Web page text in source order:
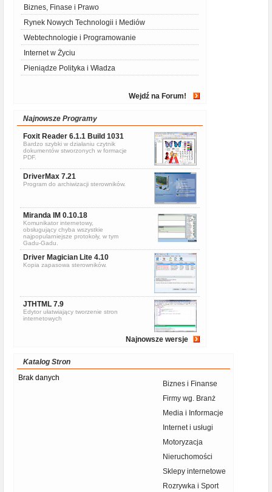
Biznes, Finase i Prawo
Rynek Nowych Technologii i Mediów
Webtechnologie i Programowanie
Internet w Życiu
Pieniądze Polityka i Władza
Wejdź na Forum!
Najnowsze Programy
Foxit Reader 6.1.1 Build 1031
Bardzo szybki w działaniu czytnik
dokumentów stworzonych w formacje
PDF.
DriverMax 7.21
Program do archiwizacji sterowników.
Miranda IM 0.10.18
Komunikator internetowy,
obsługujący chyba wszystkie
najpopularniejsze protokoły, w tym
Gadu-Gadu.
Driver Magician Lite 4.10
Kopia zapasowa sterowników.
JTHTML 7.9
Edytor ułatwiający tworzenie stron
internetowych
Najnowsze wersje
Katalog Stron
Brak danych
Biznes i Finanse
Firmy wg. Branż
Media i Informacje
Internet i usługi
Motoryzacja
Nieruchomości
Sklepy internetowe
Rozrywka i Sport